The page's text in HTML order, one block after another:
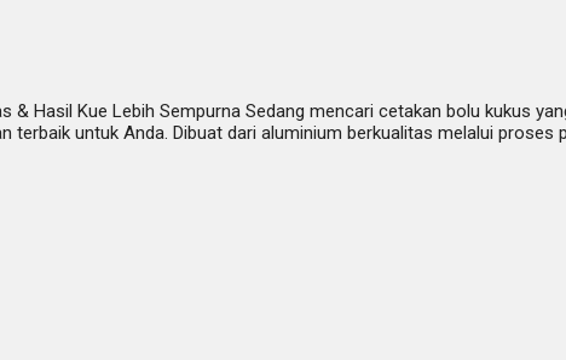
& Hasil Kue Lebih Sempurna Sedang mencari cetakan bolu kukus
terbaik untuk Anda. Dibuat dari aluminium berkualitas melalui